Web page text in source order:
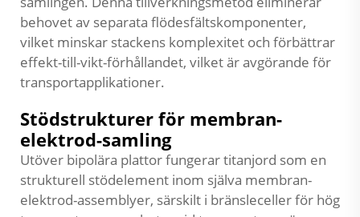
behovet av separata flödesfältskomponenter,
vilket minskar stackens komplexitet och förbättrar
effekt-till-vikt-förhållandet, vilket är avgörande för
transportapplikationer.
Stödstrukturer för membran-
elektrod-samling
Utöver bipolära plattor fungerar titanjord som en
strukturell stödelement inom själva membran-
elektrod-assemblyer, särskilt i bränsleceller för hög